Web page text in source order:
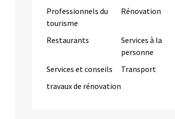
Professionnels du
tourisme
Rénovation
Restaurants
Services à la
personne
Services et conseils
Transport
travaux de rénovation